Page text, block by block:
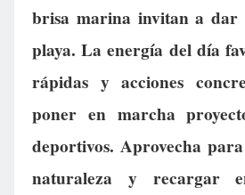
brisa marina invitan a dar
playa. La energía del día
rápidas y acciones
poner en marcha
deportivos. Aprovecha
naturaleza y recargar